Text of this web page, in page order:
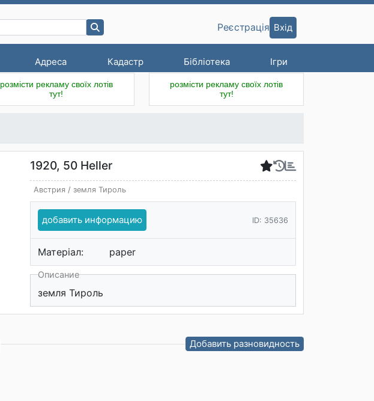
Адреса Кадастр Бібліотека Ігри
Реєстрація Вхід
розмісти рекламу своїх лотів
тут!
розмісти рекламу своїх лотів
тут!
1920, 50 Heller
Австрия /земля Тироль
добавить информацию ID: 35636
Матеріал: paper
Описание
земля Тироль
Добавить разновидность